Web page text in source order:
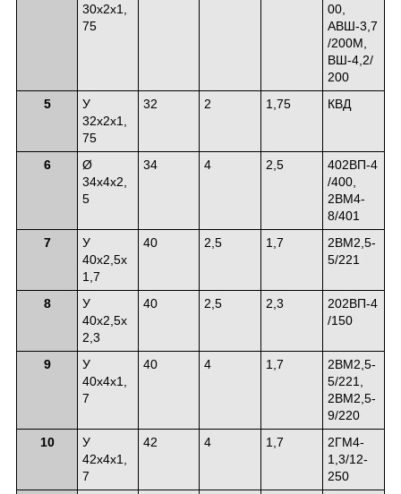
30х2х1,
75
00,
АВШ-3,7
/200М,
ВШ-4,2/
200
5
У
32х2х1,
75
32 2 1,75 КВД
6
Ø
34х4х2,
5
34 4 2,5
402ВП-4
/400,
2ВМ4-
8/401
7
У
40х2,5х
1,7
40 2,5 1,7
2ВМ2,5-
5/221
8
У
40х2,5х
2,3
40 2,5 2,3
202ВП-4
/150
9
У
40х4х1,
7
40 4 1,7
2ВМ2,5-
5/221,
2ВМ2,5-
9/220
10
У
42х4х1,
7
42 4 1,7
2ГМ4-
1,3/12-
250